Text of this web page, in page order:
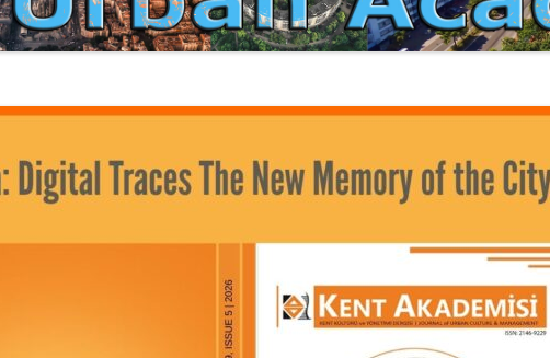
ETIK İLKELER | ETHICAL RULES
JOURNAL HISTORY | DERGI
TARIHÇESI
JOURNAL TAG
E-POSTA OKUMA | USER MAIL
İLETIŞIM | CONTACT US